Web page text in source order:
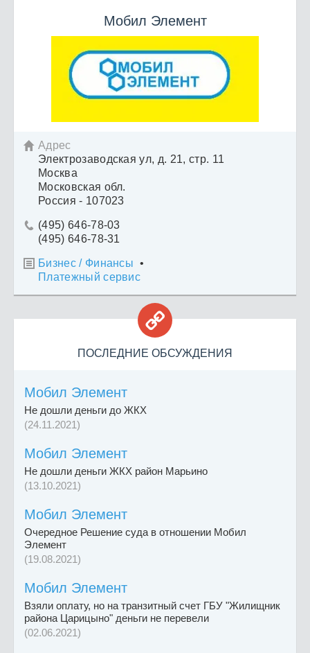
Мобил Элемент
 Адрес
Электрозаводская ул, д. 21, стр. 11
Москва
Московская обл.
Россия - 107023
 (495) 646-78-03
(495) 646-78-31
 Бизнес / Финансы •
Платежный сервис

ПОСЛЕДНИЕ ОБСУЖДЕНИЯ
Мобил Элемент
Не дошли деньги до ЖКХ
(24.11.2021)
Мобил Элемент
Не дошли деньги ЖКХ район Марьино
(13.10.2021)
Мобил Элемент
Очередное Решение суда в отношении Мобил
Элемент
(19.08.2021)
Мобил Элемент
Взяли оплату, но на транзитный счет ГБУ "Жилищник
района Царицыно" деньги не перевели
(02.06.2021)